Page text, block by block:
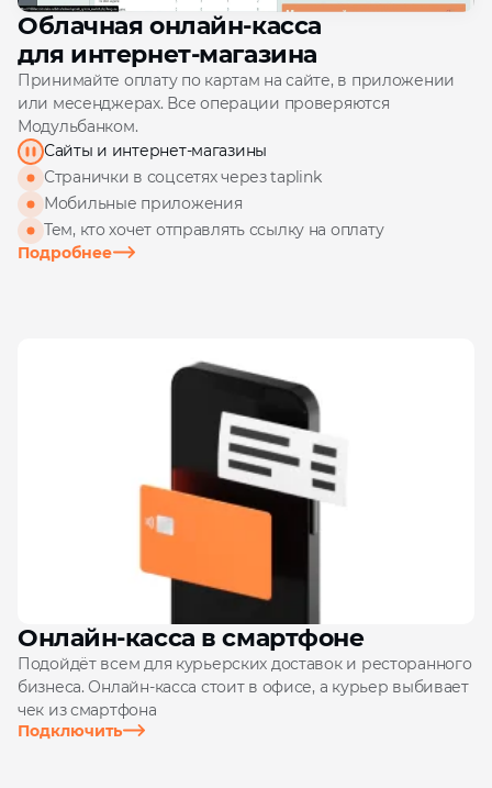
Облачная онлайн‑касса
для интернет‑магазина
Принимайте оплату по картам на сайте, в приложении
или месенджерах. Все операции проверяются
Модульбанком.
Сайты и интернет‑магазины
Странички в соцсетях через taplink
Мобильные приложения
Тем, кто хочет отправлять ссылку на оплату
Подробнее
Онлайн‑касса в смартфоне
Подойдёт всем для курьерских доставок и ресторанного
бизнеса. Онлайн‑касса стоит в офисе, а курьер выбивает
чек из смартфона
Подключить